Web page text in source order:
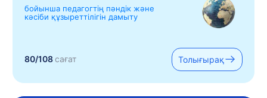
бойынша педагогтің пәндік және
кәсіби құзыреттілігін дамыту
80/108сағат Толығырақ